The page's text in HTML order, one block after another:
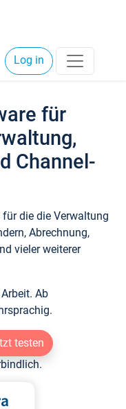
Log in
für
Channel-
die die Verwaltung
Abrechnung,
vieler weiterer
Ab
testen